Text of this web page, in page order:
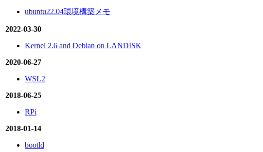
ubuntu22.04環境構築メモ
2022-03-30
Kernel 2.6 and Debian on LANDISK
2020-06-27
WSL2
2018-06-25
RPi
2018-01-14
bootld